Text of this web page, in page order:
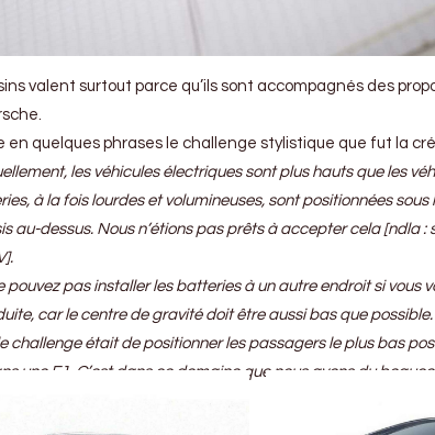
valent surtout parce qu’ils sont accompagnés des
en quelques phrases le challenge stylistique que fut la
les véhicules électriques sont plus hauts que les
à la fois lourdes et volumineuses, sont positionnées sous
au-dessus. Nous n’étions pas prêts à accepter cela [ndla :
pouvez pas installer les batteries à un autre endroit si vous
car le centre de gravité doit être aussi bas que possible.
challenge était de positionner les passagers le plus bas
une F1. C’est dans ce domaine que nous avons du